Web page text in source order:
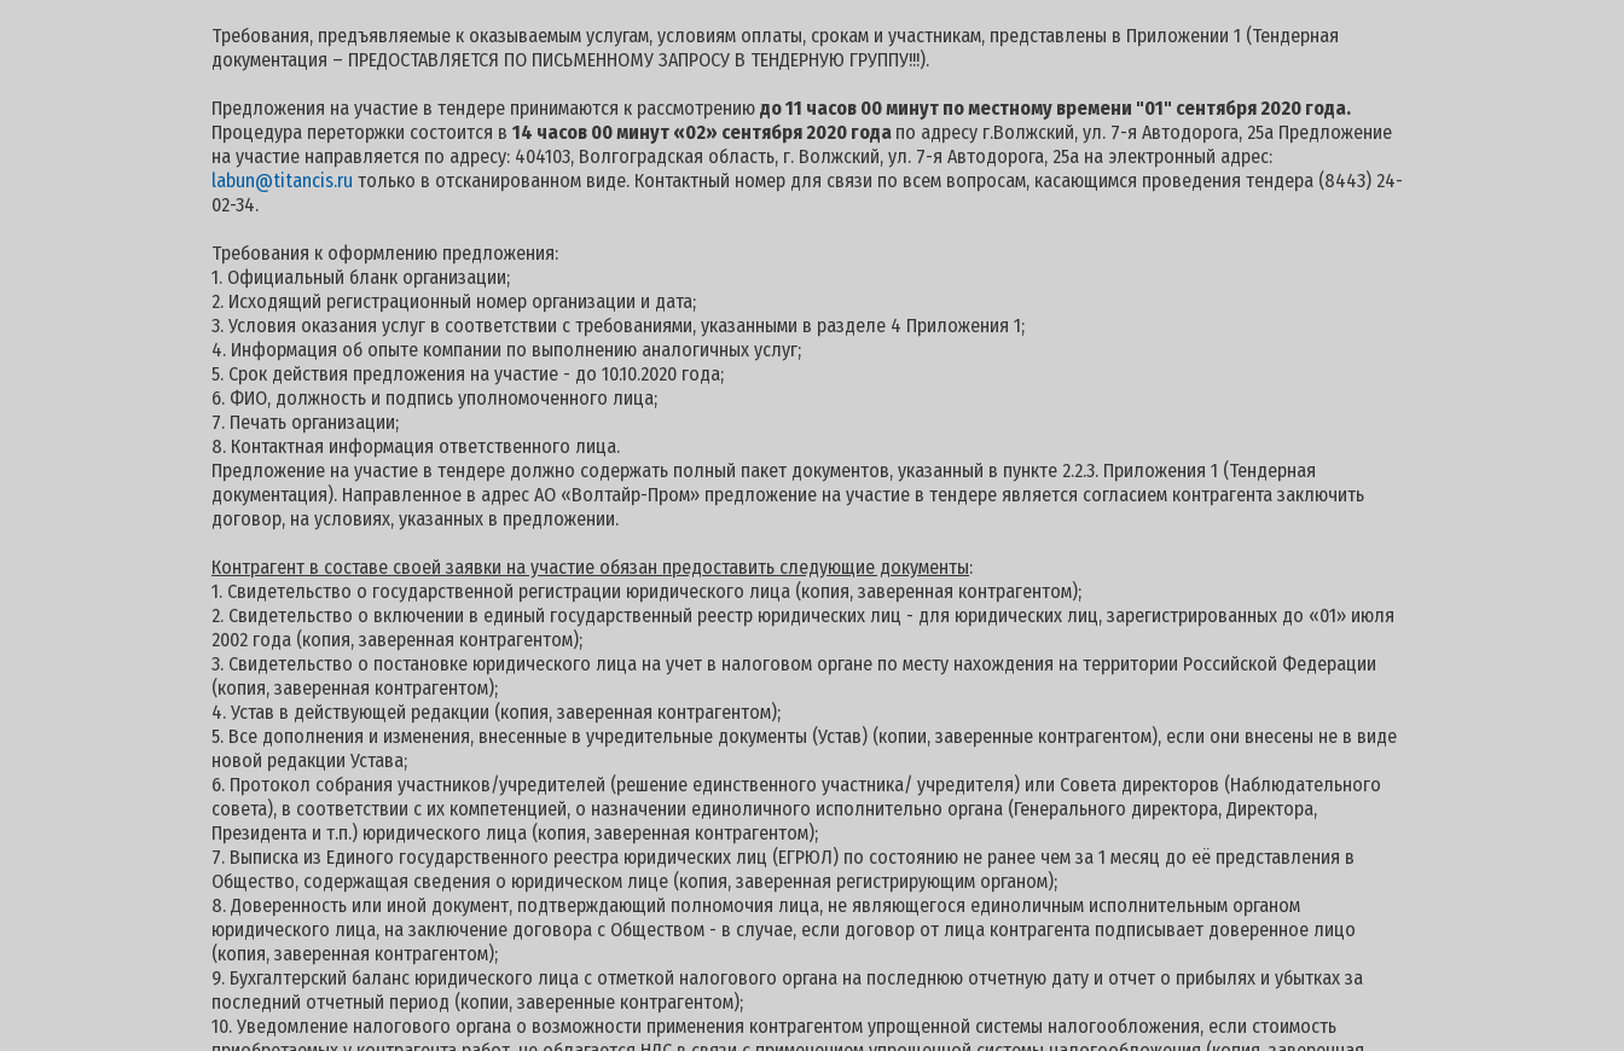
Требования, предъявляемые к оказываемым услугам, условиям оплаты, срокам и участникам, представлены в Приложении 1 (Тендерная
документация – ПРЕДОСТАВЛЯЕТСЯ ПО ПИСЬМЕННОМУ ЗАПРОСУ В ТЕНДЕРНУЮ ГРУППУ!!!).
Предложения на участие в тендере принимаются к рассмотрению до 11 часов 00 минут по местному времени "01" сентября 2020 года.
Процедура переторжки состоится в 14 часов 00 минут «02» сентября 2020 года по адресу г.Волжский, ул. 7-я Автодорога, 25а Предложение
на участие направляется по адресу: 404103, Волгоградская область, г. Волжский, ул. 7-я Автодорога, 25а на электронный адрес:
labun@titancis.ru только в отсканированном виде. Контактный номер для связи по всем вопросам, касающимся проведения тендера (8443) 24-
02-34.
Требования к оформлению предложения:
1. Официальный бланк организации;
2. Исходящий регистрационный номер организации и дата;
3. Условия оказания услуг в соответствии с требованиями, указанными в разделе 4 Приложения 1;
4. Информация об опыте компании по выполнению аналогичных услуг;
5. Срок действия предложения на участие - до 10.10.2020 года;
6. ФИО, должность и подпись уполномоченного лица;
7. Печать организации;
8. Контактная информация ответственного лица.
Предложение на участие в тендере должно содержать полный пакет документов, указанный в пункте 2.2.3. Приложения 1 (Тендерная
документация). Направленное в адрес АО «Волтайр-Пром» предложение на участие в тендере является согласием контрагента заключить
договор, на условиях, указанных в предложении.
Контрагент в составе своей заявки на участие обязан предоставить следующие документы:
1. Свидетельство о государственной регистрации юридического лица (копия, заверенная контрагентом);
2. Свидетельство о включении в единый государственный реестр юридических лиц - для юридических лиц, зарегистрированных до «01» июля
2002 года (копия, заверенная контрагентом);
3. Свидетельство о постановке юридического лица на учет в налоговом органе по месту нахождения на территории Российской Федерации
(копия, заверенная контрагентом);
4. Устав в действующей редакции (копия, заверенная контрагентом);
5. Все дополнения и изменения, внесенные в учредительные документы (Устав) (копии, заверенные контрагентом), если они внесены не в виде
новой редакции Устава;
6. Протокол собрания участников/учредителей (решение единственного участника/ учредителя) или Совета директоров (Наблюдательного
совета), в соответствии с их компетенцией, о назначении единоличного исполнительно органа (Генерального директора, Директора,
Президента и т.п.) юридического лица (копия, заверенная контрагентом);
7. Выписка из Единого государственного реестра юридических лиц (ЕГРЮЛ) по состоянию не ранее чем за 1 месяц до её представления в
Общество, содержащая сведения о юридическом лице (копия, заверенная регистрирующим органом);
8. Доверенность или иной документ, подтверждающий полномочия лица, не являющегося единоличным исполнительным органом
юридического лица, на заключение договора с Обществом - в случае, если договор от лица контрагента подписывает доверенное лицо
(копия, заверенная контрагентом);
9. Бухгалтерский баланс юридического лица с отметкой налогового органа на последнюю отчетную дату и отчет о прибылях и убытках за
последний отчетный период (копии, заверенные контрагентом);
10. Уведомление налогового органа о возможности применения контрагентом упрощенной системы налогообложения, если стоимость